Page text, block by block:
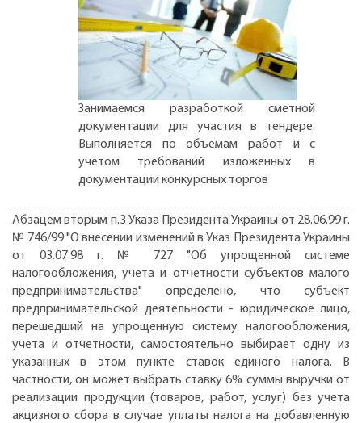
Занимаемся разработкой сметной
документации для участия в тендере.
Выполняется по объемам работ и с
учетом требований изложенных в
документации конкурсных торгов
Абзацем вторым п.3 Указа Президента Украины от 28.06.99 г.
№ 746/99 "О внесении изменений в Указ Президента Украины
от 03.07.98 г. № 727 "Об упрощенной системе
налогообложения, учета и отчетности субъектов малого
предпринимательства" определено, что субъект
предпринимательской деятельности - юридическое лицо,
перешедший на упрощенную систему налогообложения,
учета и отчетности, самостоятельно выбирает одну из
указанных в этом пункте ставок единого налога. В
частности, он может выбрать ставку 6% суммы выручки от
реализации продукции (товаров, работ, услуг) без учета
акцизного сбора в случае уплаты налога на добавленную